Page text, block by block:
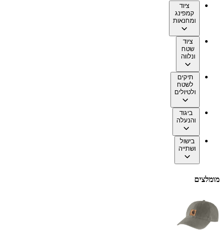
ציוד
קמפינג
ומחנאות
ציוד
שטח
ונלווה
תיקים
לשטח
ולטיולים
ביגוד
והנעלה
בישול
ושתייה
מומלצים